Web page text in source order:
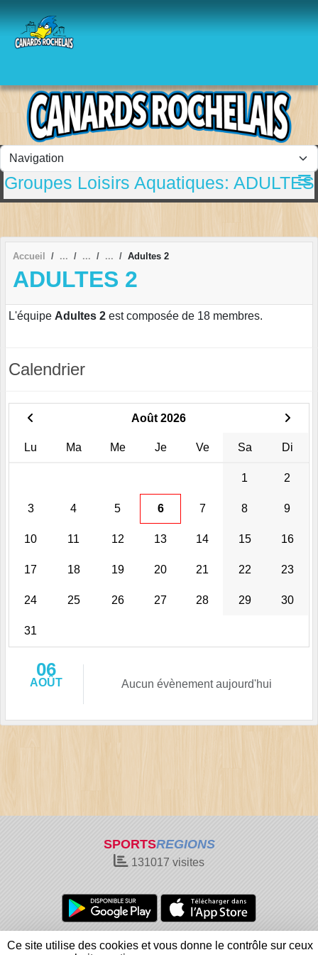
Groupes Loisirs Aquatiques: ADULTES
Accueil Adultes 2
ADULTES 2
L'équipe Adultes 2 est composée de 18 membres.
Calendrier
Août 2026
Lu Ma Me Je Ve Sa Di
1 2
3 4 5 6 7 8 9
10 11 12 13 14 15 16
17 18 19 20 21 22 23
24 25 26 27 28 29 30
31
06
AOÛT Aucun évènement aujourd'hui
SPORTSREGIONS
131017 visites
Charte cookies
Gestion des cookies
Ce site utilise des cookies et vous donne le contrôle sur ceux